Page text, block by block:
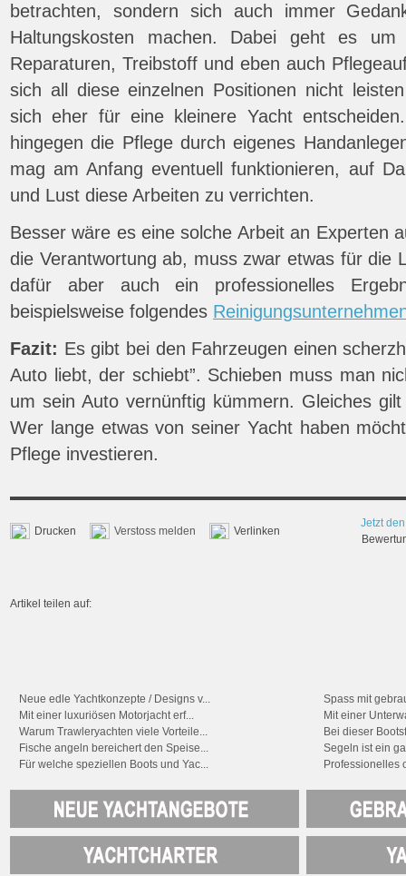
betrachten, sondern sich auch immer
Haltungskosten machen. Dabei geht es um
Reparaturen, Treibstoff und eben auch
sich all diese einzelnen Positionen nicht
sich eher für eine kleinere Yacht
hingegen die Pflege durch eigenes
mag am Anfang eventuell funktionieren, auf
und Lust diese Arbeiten zu verrichten.
Besser wäre es eine solche Arbeit an Experten
die Verantwortung ab, muss zwar etwas für die
dafür aber auch ein professionelles
beispielsweise folgendes
Fazit: Es gibt bei den Fahrzeugen einen
Auto liebt, der schiebt”. Schieben muss man
um sein Auto vernünftig kümmern. Gleiches
Wer lange etwas von seiner Yacht haben
Pflege investieren.
Drucken Verstoss melden Verlinken
Jetzt
Artikel teilen auf:
Neue edle Yachtkonzepte / Designs v...
Spass mit
Mit einer luxuriösen Motorjacht erf...
Mit einer
Warum Trawleryachten viele Vorteile...
Bei dieser
Fische angeln bereichert den Speise...
Segeln ist ein
Für welche speziellen Boots und Yac...
Professionelles